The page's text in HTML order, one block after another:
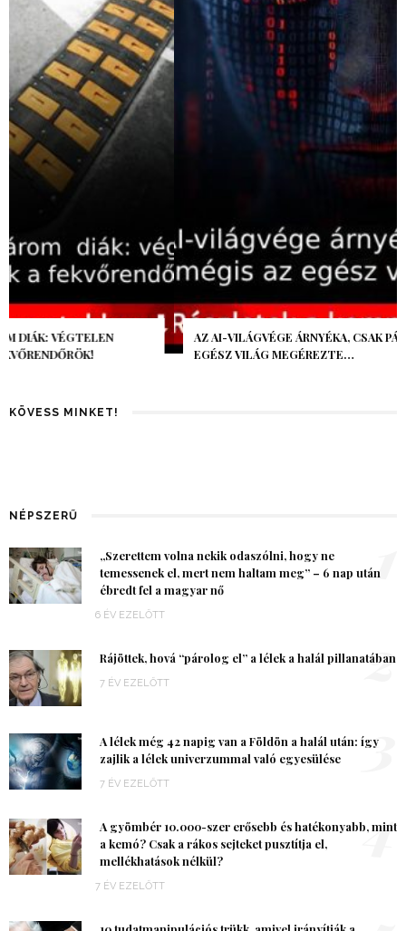
AZ AI-VILÁGVÉGE ÁRNYÉKA, CSAK PÁR ÓRA VOLT, MÉGIS AZ
EGÉSZ VILÁG MEGÉREZTE…
KÖVESS MINKET!
NÉPSZERŰ
„Szerettem volna nekik odaszólni, hogy ne
temessenek el, mert nem haltam meg” – 6 nap után
ébredt fel a magyar nő
6 ÉV EZELŐTT
1
Rájöttek, hová “párolog el” a lélek a halál pillanatában
7 ÉV EZELŐTT 2
A lélek még 42 napig van a Földön a halál után: így
zajlik a lélek univerzummal való egyesülése
7 ÉV EZELŐTT
3
A gyömbér 10.000-szer erősebb és hatékonyabb, mint
a kemó? Csak a rákos sejteket pusztítja el,
mellékhatások nélkül?
7 ÉV EZELŐTT
4